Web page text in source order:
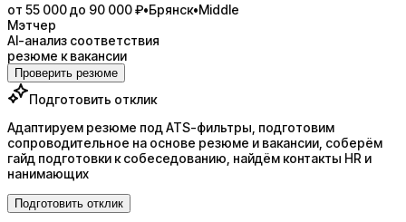
от 55 000 до 90 000 ₽•Брянск•Middle
Мэтчер
AI-анализ соответствия
резюме к вакансии
Проверить резюме
Подготовить отклик
Адаптируем резюме под ATS-фильтры, подготовим
сопроводительное на основе резюме и вакансии, соберём
гайд подготовки к собеседованию, найдём контакты HR и
нанимающих
Подготовить отклик